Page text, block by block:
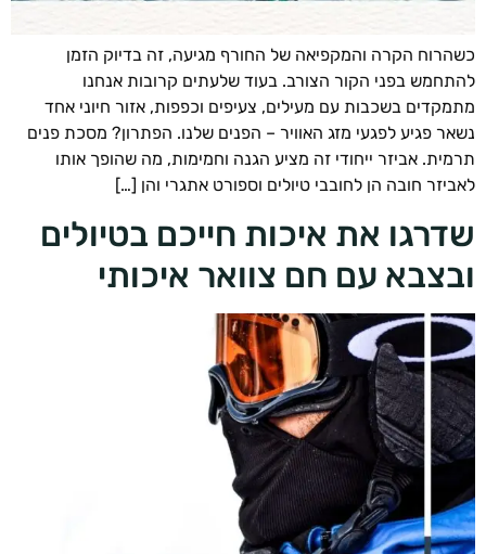
הקרה והמקפיאה של החורף מגיעה, זה בדיוק הזמן
בפני הקור הצורב. בעוד שלעתים קרובות אנחנו
בשכבות עם מעילים, צעיפים וכפפות, אזור חיוני אחד
פגיע לפגעי מזג האוויר – הפנים שלנו. הפתרון? מסכת פנים
אביזר ייחודי זה מציע הגנה וחמימות, מה שהופך אותו
חובה הן לחובבי טיולים וספורט אתגרי והן […]
את איכות חייכם בטיולים
עם חם צוואר איכותי